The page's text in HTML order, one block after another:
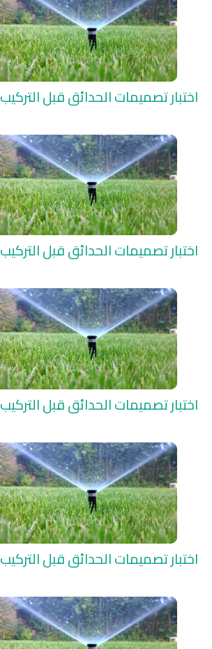
اختبار تصميمات الحدائق قبل التركيب
اختبار تصميمات الحدائق قبل التركيب
اختبار تصميمات الحدائق قبل التركيب
اختبار تصميمات الحدائق قبل التركيب